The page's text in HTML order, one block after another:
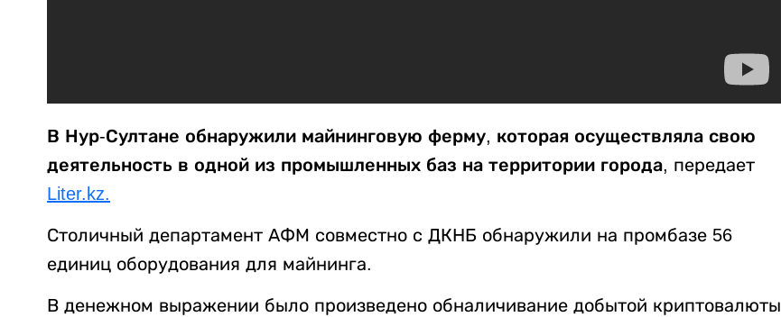
В Нур-Султане обнаружили майнинговую ферму, которая осуществляла свою
деятельность в одной из промышленных баз на территории города, передает
Liter.kz.
Столичный департамент АФМ совместно с ДКНБ обнаружили на промбазе 56
единиц оборудования для майнинга.
В денежном выражении было произведено обналичивание добытой криптовалюты